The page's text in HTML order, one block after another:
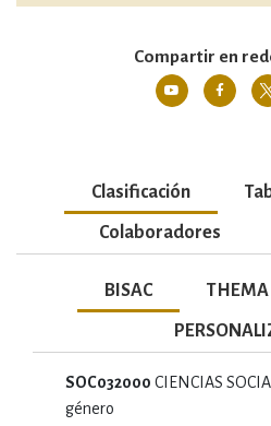
Compartir en
Clasificación
Colaboradores
BISAC THEMA
SOC032000 CIENCIAS
género